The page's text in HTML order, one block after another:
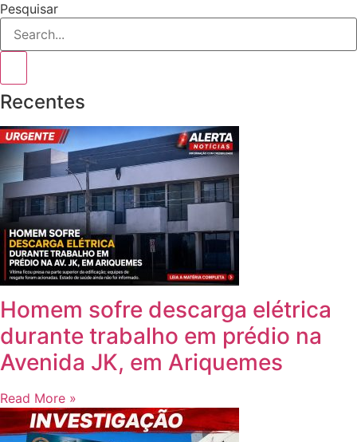
Pesquisar
Recentes
Homem sofre descarga elétrica
durante trabalho em prédio na
Avenida JK, em Ariquemes
Read More »